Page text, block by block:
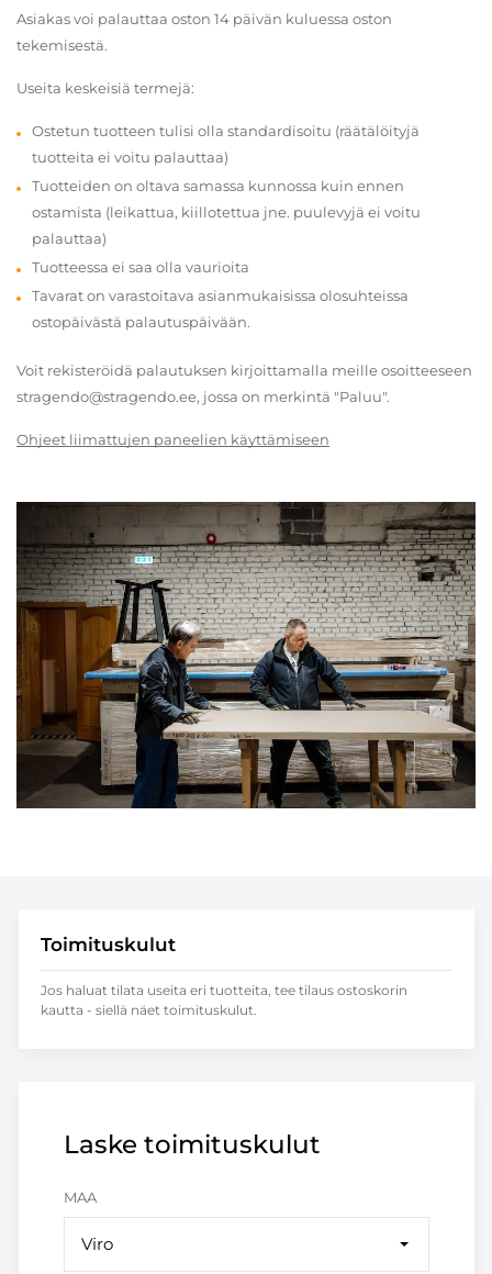
Asiakas voi palauttaa oston 14 päivän kuluessa oston
tekemisestä.
Useita keskeisiä termejä:
Ostetun tuotteen tulisi olla standardisoitu (räätälöityjä
tuotteita ei voitu palauttaa)
Tuotteiden on oltava samassa kunnossa kuin ennen
ostamista (leikattua, kiillotettua jne. puulevyjä ei voitu
palauttaa)
Tuotteessa ei saa olla vaurioita
Tavarat on varastoitava asianmukaisissa olosuhteissa
ostopäivästä palautuspäivään.
Voit rekisteröidä palautuksen kirjoittamalla meille osoitteeseen
stragendo@stragendo.ee, jossa on merkintä "Paluu".
Ohjeet liimattujen paneelien käyttämiseen
Laske toimituskulut
MAA
Viro
Toimituskulut
Jos haluat tilata useita eri tuotteita, tee tilaus ostoskorin
kautta - siellä näet toimituskulut.